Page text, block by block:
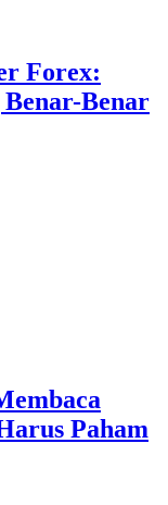
Forex:
Benar
Paham